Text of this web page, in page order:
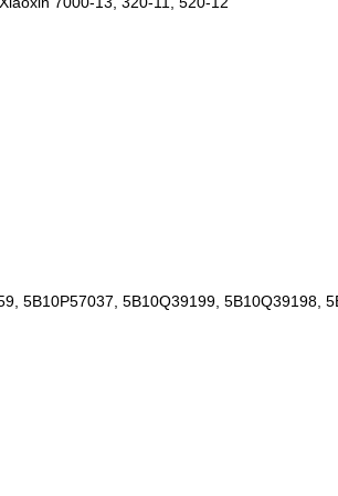
5B10P57037, 5B10Q39199, 5B10Q39198,